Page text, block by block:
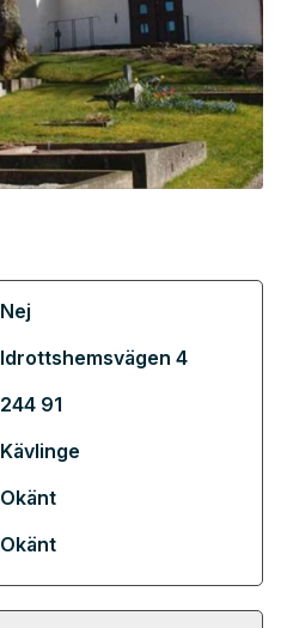
Nej
Idrottshemsvägen 4
244 91
Kävlinge
Okänt
Okänt